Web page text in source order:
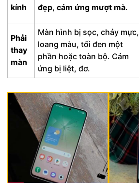
kính đẹp,cảm ứng mượt mà.
Phải
thay
màn
Màn hình bị sọc, chảy mực,
loang màu, tối đen một
phần hoặc toàn bộ. Cảm
ứng bị liệt, đơ.